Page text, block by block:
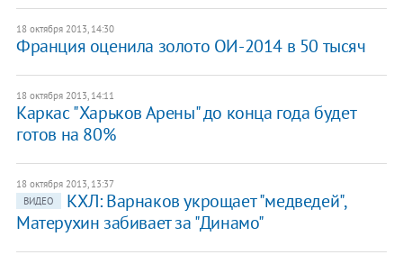
18 октября 2013, 14:30
Франция оценила золото ОИ-2014 в 50 тысяч
18 октября 2013, 14:11
Каркас "Харьков Арены" до конца года будет
готов на 80%
18 октября 2013, 13:37
ВИДЕО
КХЛ: Варнаков укрощает "медведей",
Матерухин забивает за "Динамо"